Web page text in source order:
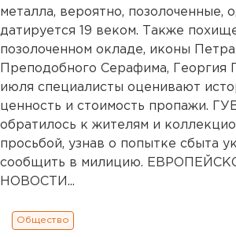
металла, вероятно, позолоченные,
датируется 19 веком. Также
позолоченном окладе, иконы
Преподобного Серафима, Георгия
июля специалисты оценивают
ценность и стоимость пропажи.
обратилось к жителям и
просьбой, узнав о попытке сбыта
сообщить в милицию.
НОВОСТИ...
Общество